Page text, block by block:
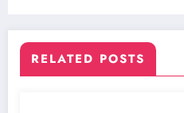
RELATED POSTS